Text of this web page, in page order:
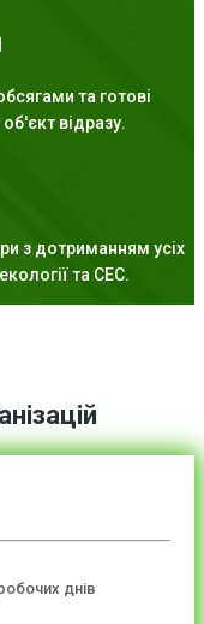
та готові
відразу.
з дотриманням усіх
та СЕС.
днів